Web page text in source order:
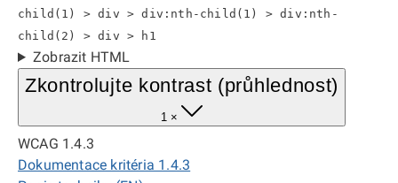
child(1) > div > div:nth-child(1) > div:nth-
child(2) > div > h1
Zobrazit HTML
Zkontrolujte kontrast (průhlednost)
1 ×
WCAG 1.4.3
Dokumentace kritéria 1.4.3